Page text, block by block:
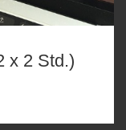
x 2 Std.)